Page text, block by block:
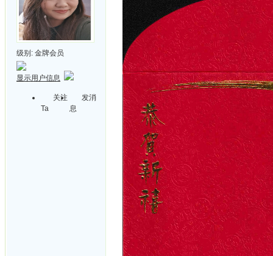
级别: 金牌会员
显示用户信息
关注
Ta
发消
息